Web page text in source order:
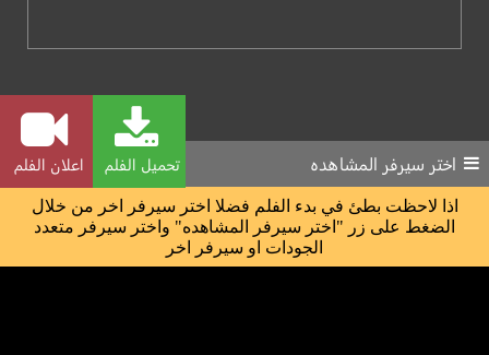
تحميل الفلم اعلان الفلم اختر سيرفر المشاهده
اذا لاحظت بطئ في بدء الفلم فضلا اختر سيرفر اخر من خلال
الضغط على زر "اختر سيرفر المشاهده" واختر سيرفر متعدد
الجودات او سيرفر اخر